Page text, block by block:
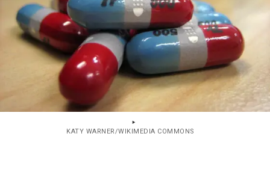
KATY WARNER/WIKIMEDIA COMMONS